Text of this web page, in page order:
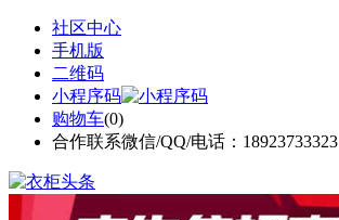
社区中心
手机版
二维码
小程序码
购物车(0)
合作联系微信/QQ/电话：18923733323